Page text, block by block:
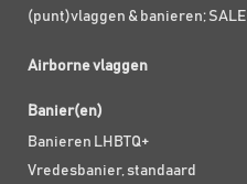
(punt)vlaggen & banieren; SALE
Airborne vlaggen
Banier(en)
Banieren LHBTQ+
Vredesbanier, standaard